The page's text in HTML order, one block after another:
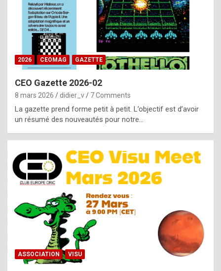
y
b
e
b
y
g
e
n
u
i
n
e
R
o
2026 CEOMAG GAZETTE
CEO Gazette 2026-02
8 mars 2026 didier_v 7 Comments
La gazette prend forme petit à petit. L’objectif est d’avoir
un résumé des nouveautés pour notre…
ASSOCIATION VISU